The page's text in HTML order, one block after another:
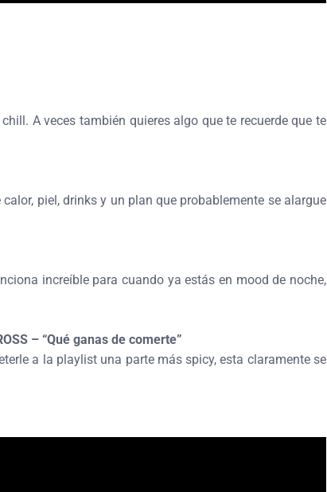
A veces también quieres algo que te recuerde que te
piel, drinks y un plan que probablemente se alargue
increíble para cuando ya estás en mood de noche,
– “Qué ganas de comerte”
a la playlist una parte más spicy, esta claramente se